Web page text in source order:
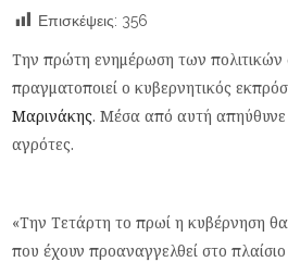
Επισκέψεις: 356
Την πρώτη ενημέρωση των πολιτικών
πραγματοποιεί ο κυβερνητικός
Μαρινάκης. Μέσα από αυτή απηύθυνε
αγρότες.
«Την Τετάρτη το πρωί η κυβέρνηση θα
που έχουν προαναγγελθεί στο πλαίσιο